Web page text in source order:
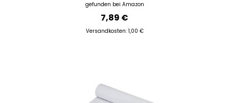
gefunden bei Amazon
7,89 €
Versandkosten: 1,00 €